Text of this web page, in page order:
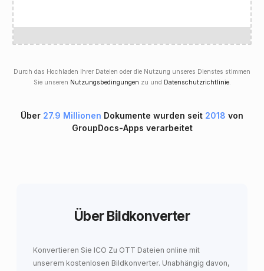
Durch das Hochladen Ihrer Dateien oder die Nutzung unseres Dienstes stimmen
Sie unseren Nutzungsbedingungen zu und Datenschutzrichtlinie.
Über 27.9 Millionen Dokumente wurden seit 2018 von
GroupDocs-Apps verarbeitet
Über Bildkonverter
Konvertieren Sie ICO Zu OTT Dateien online mit
unserem kostenlosen Bildkonverter. Unabhängig davon,